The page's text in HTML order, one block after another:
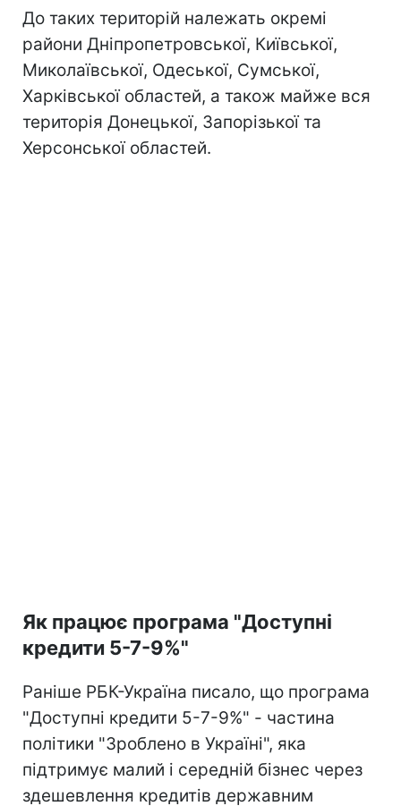
До таких територій належать окремі
райони Дніпропетровської, Київської,
Миколаївської, Одеської, Сумської,
Харківської областей, а також майже вся
територія Донецької, Запорізької та
Херсонської областей.
Як працює програма "Доступні
кредити 5-7-9%"
Раніше РБК-Україна писало, що програма
"Доступні кредити 5-7-9%" - частина
політики "Зроблено в Україні", яка
підтримує малий і середній бізнес через
здешевлення кредитів державним